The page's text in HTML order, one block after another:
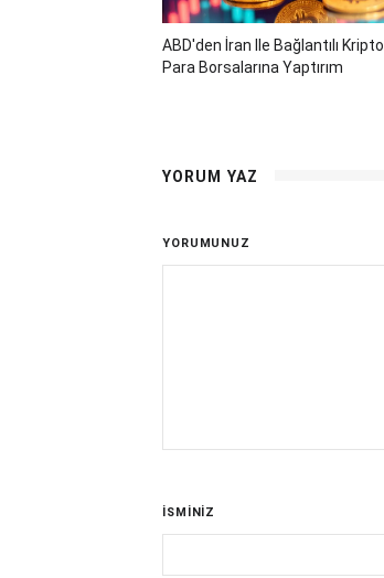
ABD'den İran Ile Bağlantılı Kripto
Para Borsalarına Yaptırım
YORUM YAZ
YORUMUNUZ
İSMİNİZ